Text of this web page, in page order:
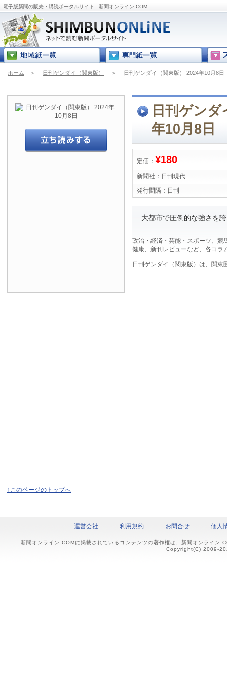
電子版新聞の販売・購読ポータルサイト - 新聞オンライン.COM
ホーム ＞ 日刊ゲンダイ（関東版） ＞ 日刊ゲンダイ（関東版） 2024年10月8日
日刊ゲン
年10月8日
定価： ¥180
新聞社： 日刊現代
発行間隔： 日刊
大都市で圧倒的な強さを
政治・経済・芸能・スポーツ、競
健康、新刊レビューなど、各コラ
日刊ゲンダイ（関東版）は、関
↑このページのトップへ
運営会社 利用規約 お問合せ 個人
新聞オンライン.COMに掲載されているコンテンツの著作権は、新聞オンライン
Copyright(C) 2009-